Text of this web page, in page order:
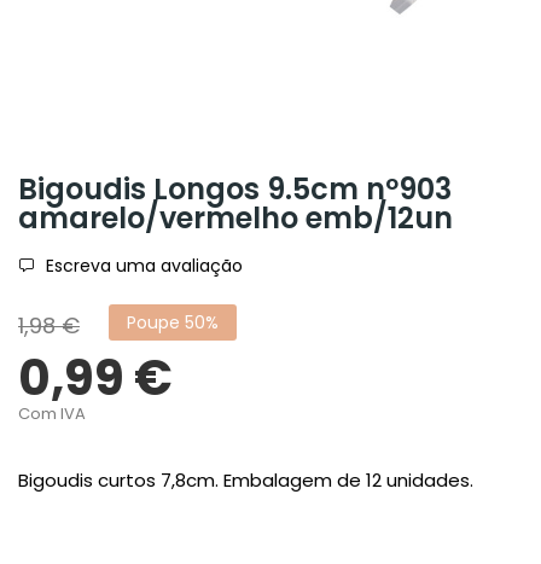
Bigoudis Longos 9.5cm nº903
amarelo/vermelho emb/12un
Escreva uma avaliação
1,98 € Poupe 50%
0,99 €
Com IVA
Bigoudis curtos 7,8cm. Embalagem de 12 unidades.